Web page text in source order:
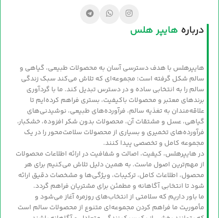
درباره هایپر هلس
هایپرهلس با هدف دسترسی آسان به محصولات طبیعی، گیاهی و
سالم شکل گرفته است؛ مجموعه‌ای که تلاش می‌کند سبک زندگی
سالم را به انتخابی ساده و در دسترس تبدیل کند. ما با گردآوری
برندهای معتبر و محصولات باکیفیت، بستری فراهم کرده‌ایم تا
علاقه‌مندان به تغذیه سالم، فرآورده‌های طبیعی، نوشیدنی‌های
گیاهی، عسل و مشتقات آن، محصولات بدون شکر افزوده، خشکبار،
فرآورده‌های تخمیری و بسیاری از محصولات سلامت‌محور را در یک
مجموعه کامل و تخصصی پیدا کنند.
در هایپرهلس، کیفیت، اصالت و شفافیت در ارائه اطلاعات محصولات
از مهم‌ترین اصول ماست. به همین دلیل تلاش می‌کنیم برای هر
محصول، اطلاعات کامل، ترکیبات، ویژگی‌ها و مشخصات دقیق ارائه
شود تا انتخابی آگاهانه و مطمئن برای مشتریان فراهم گردد.
ما باور داریم که سلامتی از انتخاب‌های روزمره آغاز می‌شود و
مأموریت ما فراهم کردن مجموعه‌ای متنوع از محصولات سالم است